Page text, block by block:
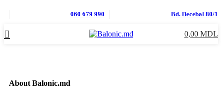
060 679 990 Bd. Decebal 80/1
0,00 MDL
About Balonic.md